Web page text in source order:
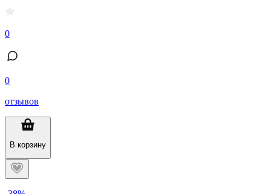
0
0
отзывов
В корзину